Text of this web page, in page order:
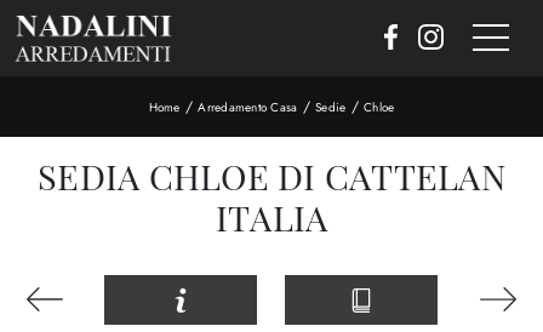
Home /Arredamento Casa /Sedie /Chloe
SEDIA CHLOE DI CATTELAN
ITALIA